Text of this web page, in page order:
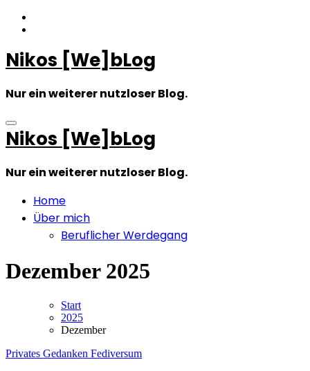
Zum
Inhalt
Nikos [We]bLog
Nur ein weiterer nutzloser Blog.
Nikos [We]bLog
Nur ein weiterer nutzloser Blog.
Home
Über mich
Beruflicher Werdegang
Dezember 2025
Start
2025
Dezember
Privates Gedanken Fediversum